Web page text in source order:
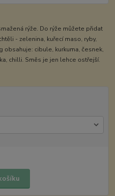
rýže. Do rýže můžete přidat
- zelenina, kuřecí maso, ryby,
obsahuje: cibule, kurkuma, česnek,
chilli. Směs je jen lehce ostřejší.